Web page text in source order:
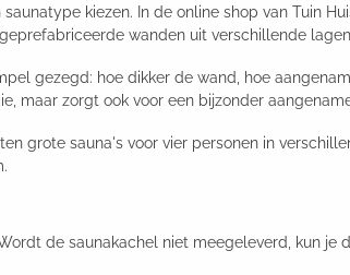
kiezen. In de online shop van Tuin
wanden uit verschillende
gezegd: hoe dikker de wand, hoe
maar zorgt ook voor een bijzonder
grote sauna's voor vier personen in
de saunakachel niet meegeleverd, kun je